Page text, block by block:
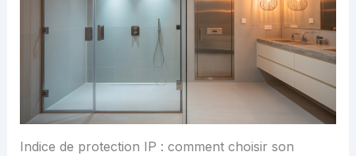
Indice de protection IP : comment choisir son